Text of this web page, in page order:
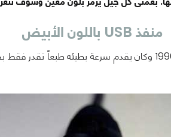
منفذ USB باللون الأبيض